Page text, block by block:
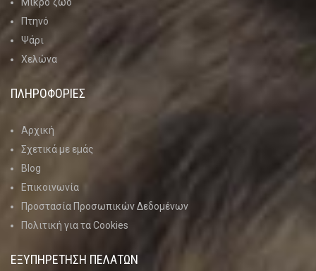
Πτηνό
Ψάρι
Χελώνα
ΠΛΗΡΟΦΟΡΙΕΣ
Αρχική
Σχετικά με εμάς
Blog
Επικοινωνία
Προστασία Προσωπικών Δεδομένων
Πολιτική για τα Cookies
ΕΞΥΠΗΡΕΤΗΣΗ ΠΕΛΑΤΩΝ